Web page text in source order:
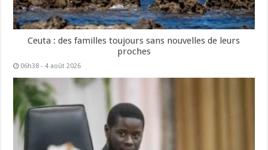
Ceuta : des familles toujours sans nouvelles de leurs
proches
06h38 - 4 août 2026